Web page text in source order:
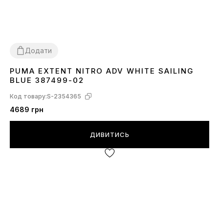
Додати
3640.5 4242.5 43
PUMA EXTENT NITRO ADV WHITE SAILING
BLUE 387499-02
Код товару:S-2354365
4689 грн
ДИВИТИСЬ